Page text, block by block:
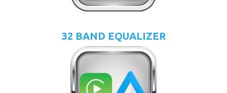
32 BAND EQUALIZER